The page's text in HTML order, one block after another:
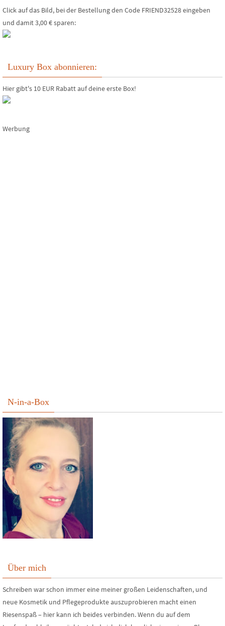
Click auf das Bild, bei der Bestellung den Code FRIEND32528 eingeben
und damit 3,00 € sparen:
Luxury Box abonnieren:
Hier gibt's 10 EUR Rabatt auf deine erste Box!
Werbung
N-in-a-Box
Über mich
Schreiben war schon immer eine meiner großen Leidenschaften, und
neue Kosmetik und Pflegeprodukte auszuprobieren macht einen
Riesenspaß – hier kann ich beides verbinden. Wenn du auf dem